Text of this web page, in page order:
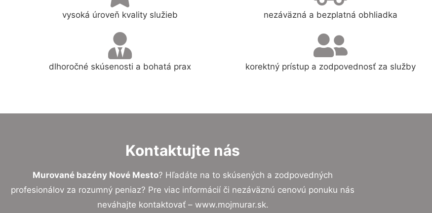
vysoká úroveň kvality služieb nezáväzná a bezplatná obhliadka
dlhoročné skúsenosti a bohatá prax korektný prístup a zodpovednosť za služby
Kontaktujte nás
Murované bazény Nové Mesto? Hľadáte na to skúsených a zodpovedných
profesionálov za rozumný peniaz? Pre viac informácií či nezáväznú cenovú ponuku nás
neváhajte kontaktovať – www.mojmurar.sk.